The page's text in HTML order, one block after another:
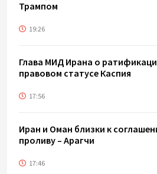
Трампом
19:26
Глава МИД Ирана о
правовом статусе Каспия
17:56
Иран и Оман близки к
проливу – Арагчи
17:46